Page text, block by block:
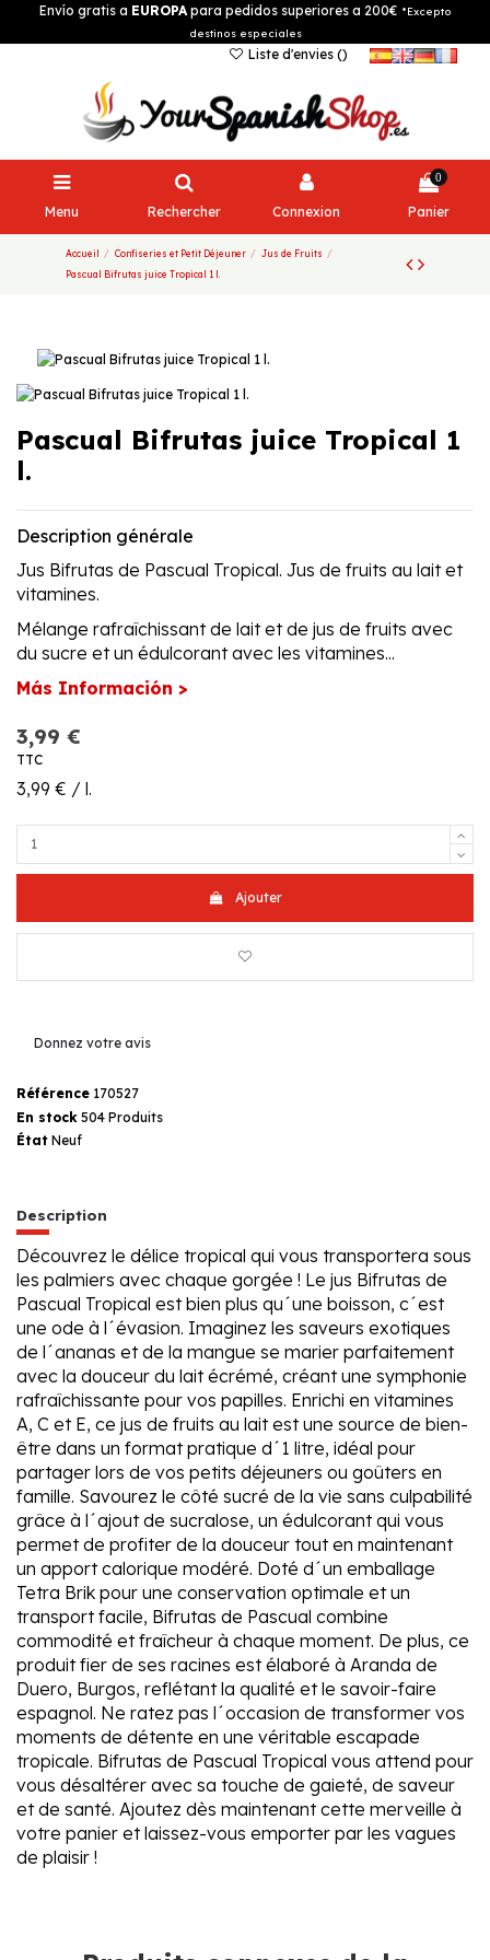
Envío gratis a EUROPApara pedidos superiores a 200€ *Excepto
destinos especiales
Liste d'envies ()
Menu Rechercher Connexion
0
Panier
Accueil Confiseries et Petit Déjeuner
Jus de Fruits
Pascual Bifrutas juice Tropical 1 l.
Pascual Bifrutas juice Tropical 1
l.
Description générale
Jus Bifrutas de Pascual Tropical. Jus de fruits au lait et
vitamines.
Mélange rafraîchissant de lait et de jus de fruits avec
du sucre et un édulcorant avec les vitamines...
Más Información >
3,99 €
TTC
3,99 € / l.
Ajouter
Donnez votre avis
Référence 170527
En stock 504 Produits
État Neuf
Description
Découvrez le délice tropical qui vous transportera sous
les palmiers avec chaque gorgée ! Le jus Bifrutas de
Pascual Tropical est bien plus qu´une boisson, c´est
une ode à l´évasion. Imaginez les saveurs exotiques
de l´ananas et de la mangue se marier parfaitement
avec la douceur du lait écrémé, créant une symphonie
rafraîchissante pour vos papilles. Enrichi en vitamines
A, C et E, ce jus de fruits au lait est une source de bien-
être dans un format pratique d´1 litre, idéal pour
partager lors de vos petits déjeuners ou goûters en
famille. Savourez le côté sucré de la vie sans culpabilité
grâce à l´ajout de sucralose, un édulcorant qui vous
permet de profiter de la douceur tout en maintenant
un apport calorique modéré. Doté d´un emballage
Tetra Brik pour une conservation optimale et un
transport facile, Bifrutas de Pascual combine
commodité et fraîcheur à chaque moment. De plus, ce
produit fier de ses racines est élaboré à Aranda de
Duero, Burgos, reflétant la qualité et le savoir-faire
espagnol. Ne ratez pas l´occasion de transformer vos
moments de détente en une véritable escapade
tropicale. Bifrutas de Pascual Tropical vous attend pour
vous désaltérer avec sa touche de gaieté, de saveur
et de santé. Ajoutez dès maintenant cette merveille à
votre panier et laissez-vous emporter par les vagues
de plaisir !